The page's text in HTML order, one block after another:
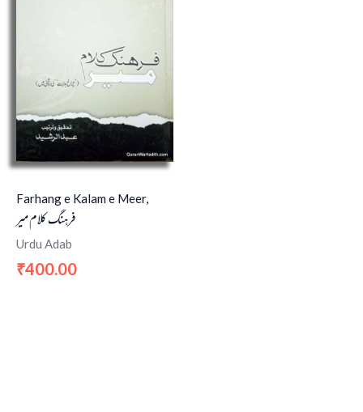
Farhang e Kalam e Meer,
فرہنگ کلام میر
Urdu Adab
₹400.00